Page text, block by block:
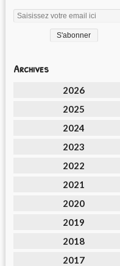
Archives
2026
2025
2024
2023
2022
2021
2020
2019
2018
2017